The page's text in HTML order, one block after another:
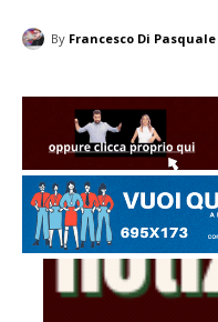
By Francesco Di Pasquale